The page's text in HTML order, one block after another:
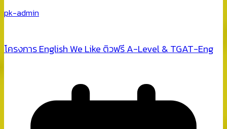
pk-admin
โครงการ English We Like ติวฟรี A-Level & TGAT-Eng